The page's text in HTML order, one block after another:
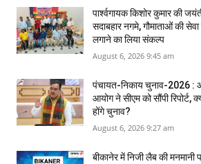
पार्श्वगायक किशोर कुमार की
सदाबहार नगमे, गौमाताओं की
लगाने का लिया संकल्प
August 6, 2026 9:45 am
पंचायत-निकाय चुनाव-2026 :
आयोग ने सीएम को सौंपी रिपोर्ट,
होंगे चुनाव?
August 6, 2026 9:27 am
बीकानेर में निजी लैब की मनमानी